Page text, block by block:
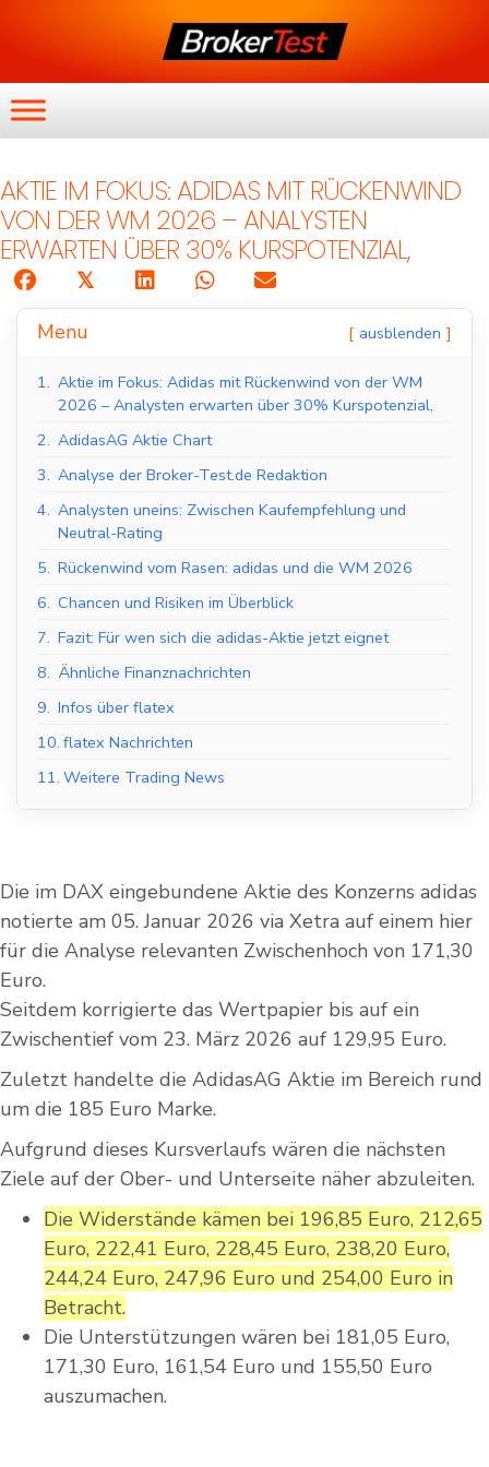
AKTIE IM FOKUS: ADIDAS MIT RÜCKENWIND
VON DER WM 2026 – ANALYSTEN
ERWARTEN ÜBER 30% KURSPOTENZIAL,
𝕏
Menu ausblenden
1. Aktie im Fokus: Adidas mit Rückenwind von der WM
2026 – Analysten erwarten über 30% Kurspotenzial,
2. AdidasAG Aktie Chart
3. Analyse der Broker-Test.de Redaktion
4. Analysten uneins: Zwischen Kaufempfehlung und
Neutral-Rating
5. Rückenwind vom Rasen: adidas und die WM 2026
6. Chancen und Risiken im Überblick
7. Fazit: Für wen sich die adidas-Aktie jetzt eignet
8. Ähnliche Finanznachrichten
9. Infos über flatex
10. flatex Nachrichten
11. Weitere Trading News
Die im DAX eingebundene Aktie des Konzerns adidas
notierte am 05. Januar 2026 via Xetra auf einem hier
für die Analyse relevanten Zwischenhoch von 171,30
Euro.
Seitdem korrigierte das Wertpapier bis auf ein
Zwischentief vom 23. März 2026 auf 129,95 Euro.
Zuletzt handelte die AdidasAG Aktie im Bereich rund
um die 185 Euro Marke.
Aufgrund dieses Kursverlaufs wären die nächsten
Ziele auf der Ober- und Unterseite näher abzuleiten.
Die Widerstände kämen bei 196,85 Euro, 212,65
Euro, 222,41 Euro, 228,45 Euro, 238,20 Euro,
244,24 Euro, 247,96 Euro und 254,00 Euro in
Betracht.
Die Unterstützungen wären bei 181,05 Euro,
171,30 Euro, 161,54 Euro und 155,50 Euro
auszumachen.